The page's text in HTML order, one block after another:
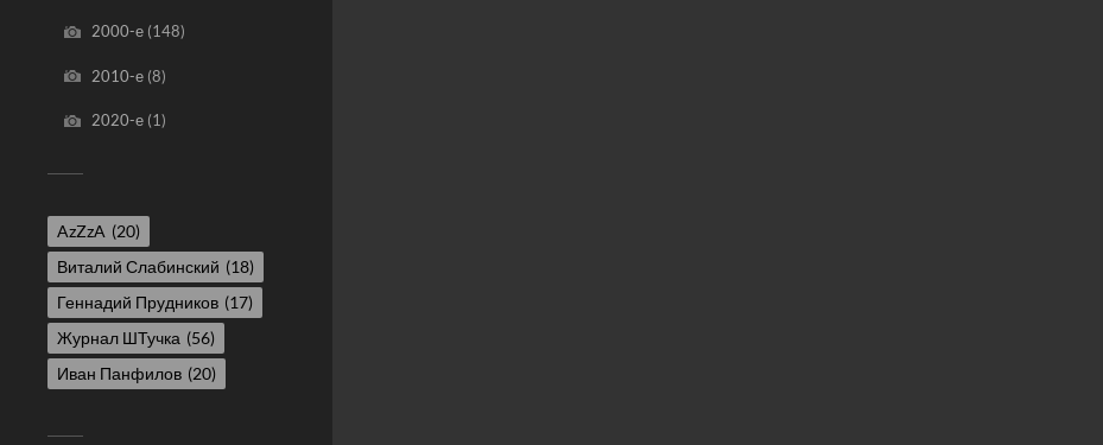
2000-е(148)
2010-е(8)
2020-е(1)
AzZzA (20)
Виталий Слабинский (18)
Геннадий Прудников (17)
Журнал ШТучка (56)
Иван Панфилов (20)